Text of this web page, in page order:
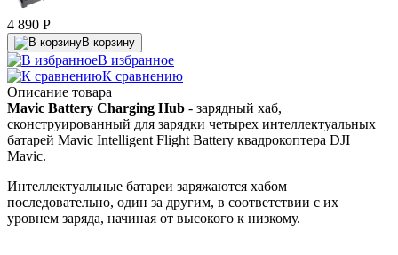
4 890 P
В корзину
В избранное
К сравнению
Описание товара
Mavic Battery Charging Hub - зарядный хаб,
сконструированный для зарядки четырех интеллектуальных
батарей Mavic Intelligent Flight Battery квадрокоптера DJI
Mavic.
Интеллектуальные батареи заряжаются хабом
последовательно, один за другим, в соответствии с их
уровнем заряда, начиная от высокого к низкому.